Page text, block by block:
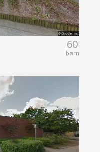
60
børn